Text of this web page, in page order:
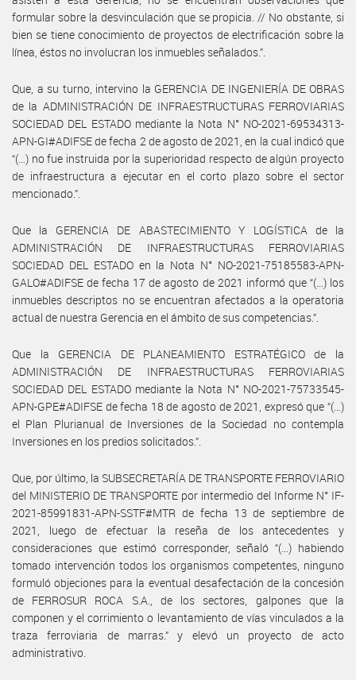
formular sobre la desvinculación que se propicia. // No obstante, si
bien se tiene conocimiento de proyectos de electrificación sobre la
línea, éstos no involucran los inmuebles señalados.”.
Que, a su turno, intervino la GERENCIA DE INGENIERÍA DE OBRAS
de la ADMINISTRACIÓN DE INFRAESTRUCTURAS FERROVIARIAS
SOCIEDAD DEL ESTADO mediante la Nota N° NO-2021-69534313-
APN-GI#ADIFSE de fecha 2 de agosto de 2021, en la cual indicó que
“(…) no fue instruida por la superioridad respecto de algún proyecto
de infraestructura a ejecutar en el corto plazo sobre el sector
mencionado.”.
Que la GERENCIA DE ABASTECIMIENTO Y LOGÍSTICA de la
ADMINISTRACIÓN DE INFRAESTRUCTURAS FERROVIARIAS
SOCIEDAD DEL ESTADO en la Nota N° NO-2021-75185583-APN-
GALO#ADIFSE de fecha 17 de agosto de 2021 informó que “(…) los
inmuebles descriptos no se encuentran afectados a la operatoria
actual de nuestra Gerencia en el ámbito de sus competencias.”.
Que la GERENCIA DE PLANEAMIENTO ESTRATÉGICO de la
ADMINISTRACIÓN DE INFRAESTRUCTURAS FERROVIARIAS
SOCIEDAD DEL ESTADO mediante la Nota N° NO-2021-75733545-
APN-GPE#ADIFSE de fecha 18 de agosto de 2021, expresó que “(…)
el Plan Plurianual de Inversiones de la Sociedad no contempla
Inversiones en los predios solicitados.”.
Que, por último, la SUBSECRETARÍA DE TRANSPORTE FERROVIARIO
del MINISTERIO DE TRANSPORTE por intermedio del Informe N° IF-
2021-85991831-APN-SSTF#MTR de fecha 13 de septiembre de
2021, luego de efectuar la reseña de los antecedentes y
consideraciones que estimó corresponder, señaló “(…) habiendo
tomado intervención todos los organismos competentes, ninguno
formuló objeciones para la eventual desafectación de la concesión
de FERROSUR ROCA S.A., de los sectores, galpones que la
componen y el corrimiento o levantamiento de vías vinculados a la
traza ferroviaria de marras.” y elevó un proyecto de acto
administrativo.